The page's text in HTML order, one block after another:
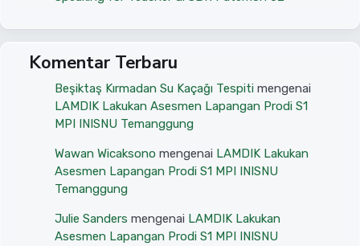
Komentar Terbaru
Beşiktaş Kırmadan Su Kaçağı Tespiti mengenai
LAMDIK Lakukan Asesmen Lapangan Prodi S1
MPI INISNU Temanggung
Wawan Wicaksono mengenai LAMDIK Lakukan
Asesmen Lapangan Prodi S1 MPI INISNU
Temanggung
Julie Sanders mengenai LAMDIK Lakukan
Asesmen Lapangan Prodi S1 MPI INISNU